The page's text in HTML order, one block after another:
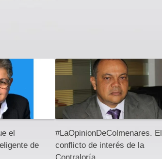
el
de
#LaOpinionDeColmenares. El
conflicto de interés de la